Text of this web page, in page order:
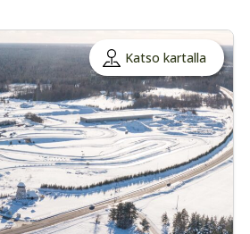
Katso kartalla